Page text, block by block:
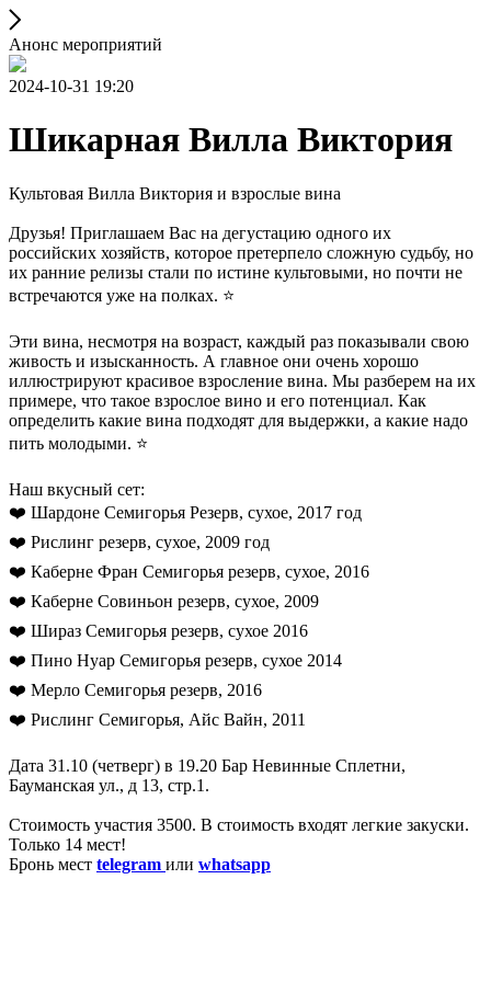
Анонс мероприятий
2024-10-31 19:20
Шикарная Вилла Виктория
Культовая Вилла Виктория и взрослые вина
Друзья! Приглашаем Вас на дегустацию одного их
российских хозяйств, которое претерпело сложную судьбу, но
их ранние релизы стали по истине культовыми, но почти не
встречаются уже на полках. ⭐️
Эти вина, несмотря на возраст, каждый раз показывали свою
живость и изысканность. А главное они очень хорошо
иллюстрируют красивое взросление вина. Мы разберем на их
примере, что такое взрослое вино и его потенциал. Как
определить какие вина подходят для выдержки, а какие надо
пить молодыми. ⭐️
Наш вкусный сет:
❤️ Шардоне Семигорья Резерв, сухое, 2017 год
❤️ Рислинг резерв, сухое, 2009 год
❤️ Каберне Фран Семигорья резерв, сухое, 2016
❤️ Каберне Совиньон резерв, сухое, 2009
❤️ Шираз Семигорья резерв, сухое 2016
❤️ Пино Нуар Семигорья резерв, сухое 2014
❤️ Мерло Семигорья резерв, 2016
❤️ Рислинг Семигорья, Айс Вайн, 2011
Дата 31.10 (четверг) в 19.20 Бар Невинные Сплетни,
Бауманская ул., д 13, стр.1.
Стоимость участия 3500. В стоимость входят легкие закуски.
Только 14 мест!
Бронь мест telegram или whatsapp